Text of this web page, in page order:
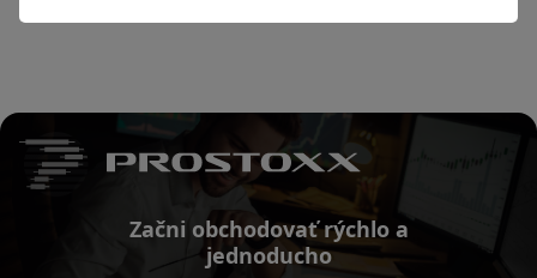
Začni obchodovať rýchlo a
jednoducho